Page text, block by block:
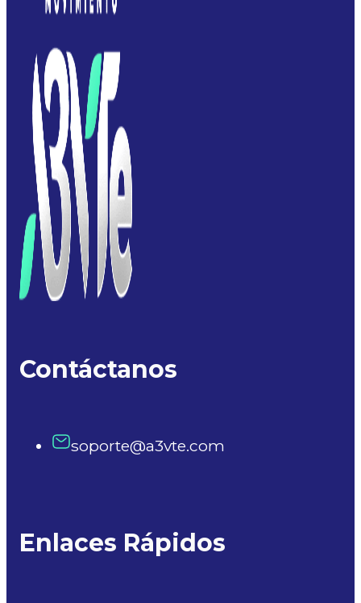
Contáctanos
soporte@a3vte.com
Enlaces Rápidos